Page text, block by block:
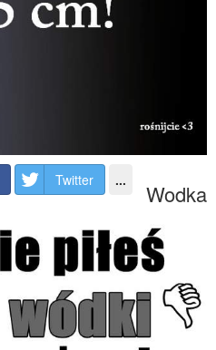
Twitter ... Wodka